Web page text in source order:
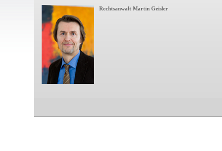
Rechtsanwalt Martin Geisler